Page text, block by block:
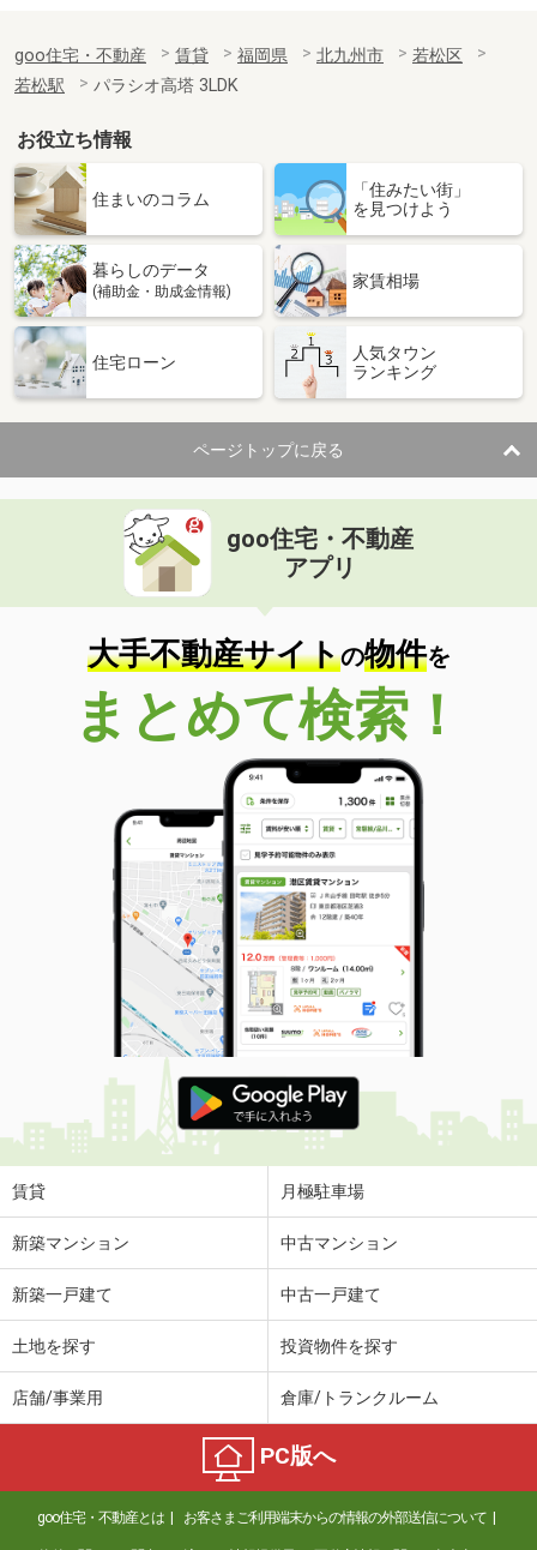
goo住宅・不動産 賃貸 福岡県 北九州市
若松区
若松駅
パラシオ高塔 3LDK
お役立ち情報
住まいのコラム
「住みたい街」
を見つけよう
暮らしのデータ
(補助金・助成金情報)
家賃相場
住宅ローン
人気タウン
ランキング
ページトップに戻る
goo住宅・不動産
アプリ
大手不動産サイトの物件を
まとめて検索！
賃貸 月極駐車場
新築マンション 中古マンション
新築一戸建て 中古一戸建て
土地を探す 投資物件を探す
店舗/事業用 倉庫/トランクルーム
PC版へ
goo住宅・不動産とは お客さまご利用端末からの情報の外部送信について